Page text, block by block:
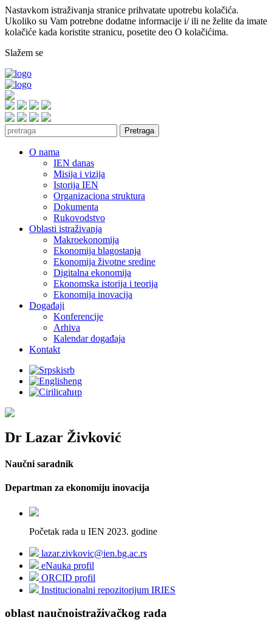
Nastavkom istraživanja stranice prihvatate upotrebu kolačića.
Ukoliko su Vam potrebne dodatne informacije i/ ili ne želite da imate
kolačiće kada koristite stranicu, posetite deo O kolačićima.
Slažem se
Pretraga
O nama
IEN danas
Misija i vizija
Istorija IEN
Organizaciona struktura
Dokumenta
Rukovodstvo
Oblasti istraživanja
Makroekonomija
Ekonomija blagostanja
Ekonomija životne sredine
Digitalna ekonomija
Ekonomska istorija i teorija
Ekonomija inovacija
Događaji
Konferencije
Arhiva
Кalendar događaja
Kontakt
srb
eng
ћир
Dr Lazar Živković
Naučni saradnik
Departman za ekonomiju inovacija
Početak rada u IEN 2023. godine
lazar.zivkovic@ien.bg.ac.rs
eNauka profil
ORCID profil
Institucionalni repozitorijum IRIES
oblast naučnoistraživačkog rada